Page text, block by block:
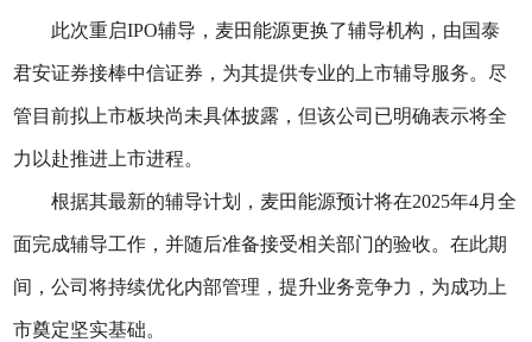
此次重启IPO辅导，麦田能源更换了辅导机构，由国泰
君安证券接棒中信证券，为其提供专业的上市辅导服务。尽
管目前拟上市板块尚未具体披露，但该公司已明确表示将全
力以赴推进上市进程。
根据其最新的辅导计划，麦田能源预计将在2025年4月全
面完成辅导工作，并随后准备接受相关部门的验收。在此期
间，公司将持续优化内部管理，提升业务竞争力，为成功上
市奠定坚实基础。